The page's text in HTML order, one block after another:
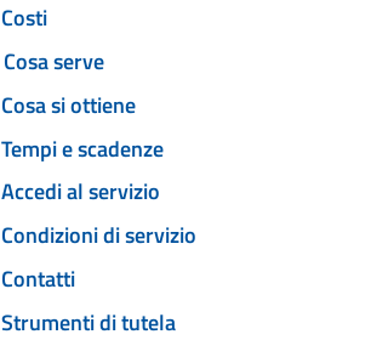
Costi
Cosa serve
Cosa si ottiene
Tempi e scadenze
Accedi al servizio
Condizioni di servizio
Contatti
Strumenti di tutela